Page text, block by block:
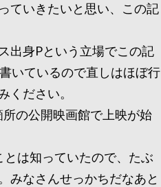
ていきたいと思い、この記
出身Pという立場でこの記
いているので直しはほぼ行
ください。
の公開映画館で上映が始
は知っていたので、たぶ
みなさんせっかちだなあと